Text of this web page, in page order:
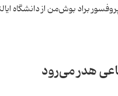
پروفسور براد بوش‌من از دانشگاه
هدر می‌رود